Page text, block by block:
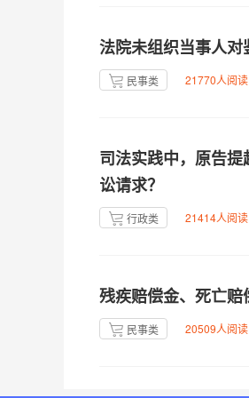
法院未组织当事人对
民事类 21770人阅读
司法实践中，原告
讼请求？
行政类 21414人阅读
残疾赔偿金、死亡赔
民事类 20509人阅读